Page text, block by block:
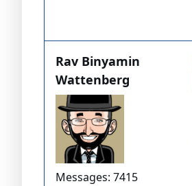
Rav Binyamin
Wattenberg
Messages: 7415